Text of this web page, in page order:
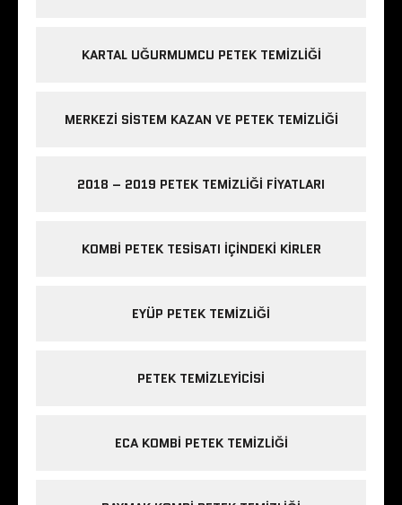
KARTAL UĞURMUMCU PETEK TEMIZLIĞI
MERKEZI SISTEM KAZAN VE PETEK TEMIZLIĞI
2018 – 2019 PETEK TEMIZLIĞI FIYATLARI
KOMBI PETEK TESISATI IÇINDEKI KIRLER
EYÜP PETEK TEMIZLIĞI
PETEK TEMIZLEYICISI
ECA KOMBI PETEK TEMIZLIĞI